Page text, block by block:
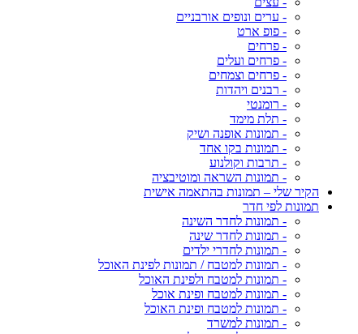
- ערים ונופים אורבניים
- פופ ארט
- פרחים
- פרחים ועלים
- פרחים וצמחים
- רבנים ויהדות
- רומנטי
- תלת מימד
- תמונות אופנה ושיק
- תמונות בקו אחד
- תרבות וקולנוע
- תמונות השראה ומוטיבציה
הקיר שלי – תמונות בהתאמה אישית
תמונות לפי חדר
- תמונות לחדר השינה
- תמונות לחדר שינה
- תמונות לחדרי ילדים
- תמונות למטבח / תמונות לפינת האוכל
- תמונות למטבח ולפינת האוכל
- תמונות למטבח ופינת אוכל
- תמונות למטבח ופינת האוכל
- תמונות למשרד